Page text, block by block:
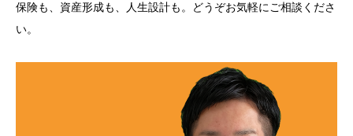
保険も、資産形成も、人生設計も。どうぞお気軽にご相談くださ
い。